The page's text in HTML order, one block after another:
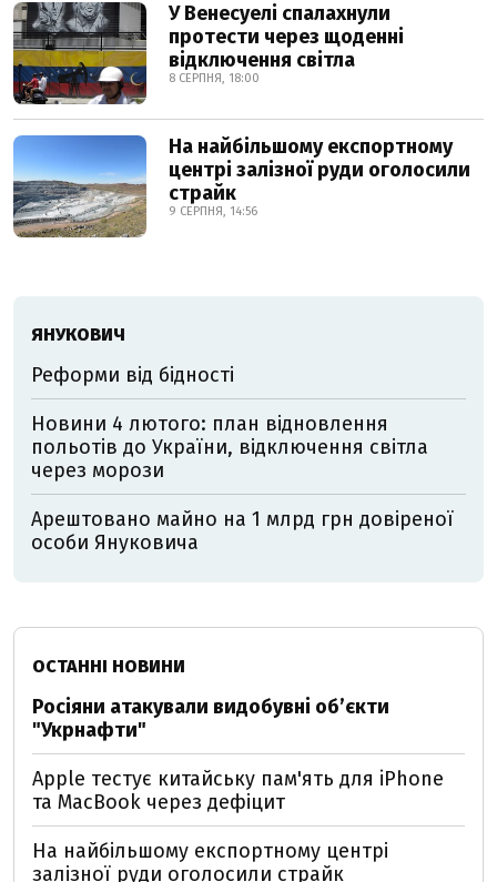
У Венесуелі спалахнули
протести через щоденні
відключення світла
8 СЕРПНЯ, 18:00
На найбільшому експортному
центрі залізної руди оголосили
страйк
9 СЕРПНЯ, 14:56
ЯНУКОВИЧ
Реформи від бідності
Новини 4 лютого: план відновлення
польотів до України, відключення світла
через морози
Арештовано майно на 1 млрд грн довіреної
особи Януковича
ОСТАННІ НОВИНИ
Росіяни атакували видобувні обʼєкти
"Укрнафти"
Apple тестує китайську пам'ять для iPhone
та MacBook через дефіцит
На найбільшому експортному центрі
залізної руди оголосили страйк